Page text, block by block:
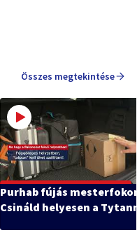
Összes megtekintése
Purhab fújás
Csináld helyesen a